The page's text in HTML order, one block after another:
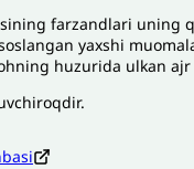
farzandlari uning
yaxshi
huzurida ulkan ajr